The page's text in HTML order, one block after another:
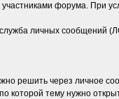
форума. При
личных сообщений
решить через личное
которой тему нужно